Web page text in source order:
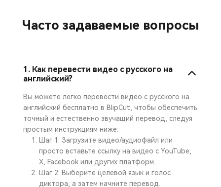
Часто задаваемые вопросы
1. Как перевести видео с русского на
английский?
Вы можете легко перевести видео с русского на
английский бесплатно в BlipCut, чтобы обеспечить
точный и естественно звучащий перевод, следуя
простым инструкциям ниже:
Шаг 1: Загрузите видео/аудиофайл или
просто вставьте ссылку на видео с YouTube,
X, Facebook или других платформ.
Шаг 2: Выберите целевой язык и голос
диктора, а затем начните перевод.